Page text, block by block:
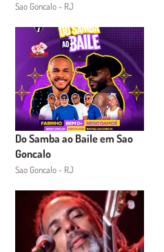
Sao Goncalo - RJ
Do Samba ao Baile em Sao
Goncalo
Sao Goncalo - RJ